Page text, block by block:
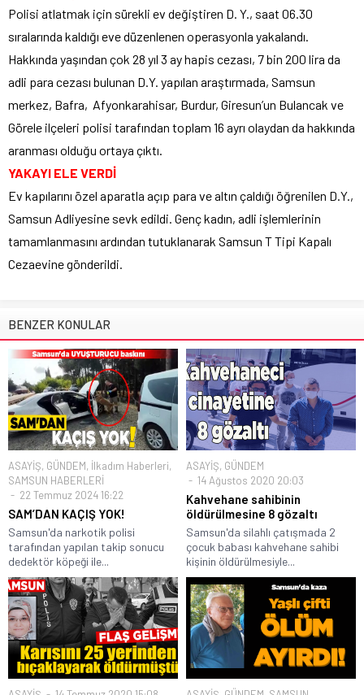
Polisi atlatmak için sürekli ev değiştiren D. Y., saat 06.30
sıralarında kaldığı eve düzenlenen operasyonla yakalandı.
Hakkında yaşından çok 28 yıl 3 ay hapis cezası, 7 bin 200 lira da
adli para cezası bulunan D.Y. yapılan araştırmada, Samsun
merkez, Bafra, Afyonkarahisar, Burdur, Giresun’un Bulancak ve
Görele ilçeleri polisi tarafından toplam 16 ayrı olaydan da hakkında
aranması olduğu ortaya çıktı.
YAKAYI ELE VERDİ
Ev kapılarını özel aparatla açıp para ve altın çaldığı öğrenilen D.Y.,
Samsun Adliyesine sevk edildi. Genç kadın, adli işlemlerinin
tamamlanmasını ardından tutuklanarak Samsun T Tipi Kapalı
Cezaevine gönderildi.
BENZER KONULAR
ASAYİŞ, GÜNDEM, İlkadım Haberleri,
SAMSUN HABERLERİ
22 Temmuz 2024 16:22
SAM’DAN KAÇIŞ YOK!
Samsun'da narkotik polisi
tarafından yapılan takip sonucu
dedektör köpeği ile...
ASAYİŞ, GÜNDEM
14 Ağustos 2020 20:03
Kahvehane sahibinin
öldürülmesine 8 gözaltı
Samsun'da silahlı çatışmada 2
çocuk babası kahvehane sahibi
kişinin öldürülmesiyle...